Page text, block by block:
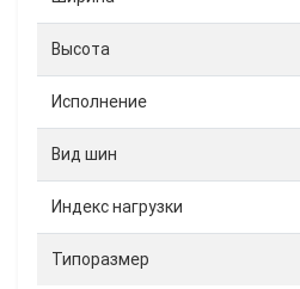
Высота
Исполнение
Вид шин
Индекс нагрузки
Типоразмер